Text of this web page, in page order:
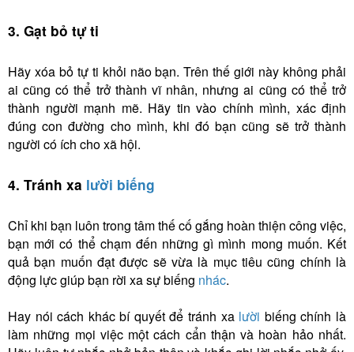
3. Gạt bỏ tự ti
Hãy xóa bỏ tự ti khỏi não bạn. Trên thế giới này không phải
ai cũng có thể trở thành vĩ nhân, nhưng ai cũng có thể trở
thành người mạnh mẽ. Hãy tin vào chính mình, xác định
đúng con đường cho mình, khi đó bạn cũng sẽ trở thành
người có ích cho xã hội.
4. Tránh xa lười biếng
Chỉ khi bạn luôn trong tâm thế cố gắng hoàn thiện công việc,
bạn mới có thể chạm đến những gì mình mong muốn. Kết
quả bạn muốn đạt được sẽ vừa là mục tiêu cũng chính là
động lực giúp bạn rời xa sự biếng nhác.
Hay nói cách khác bí quyết để tránh xa lười biếng chính là
làm những mọi việc một cách cẩn thận và hoàn hảo nhất.